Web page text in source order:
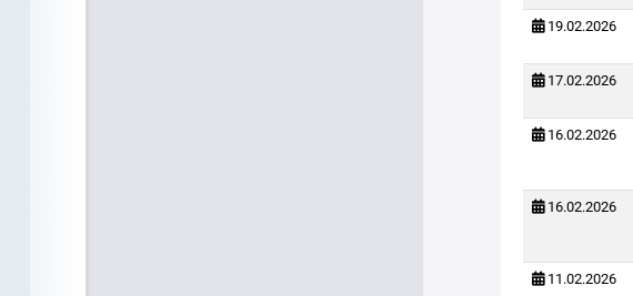
19.02.2026
17.02.2026
16.02.2026
16.02.2026
11.02.2026